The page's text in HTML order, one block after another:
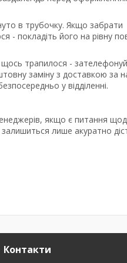
в трубочку. Якщо забрати
- покладіть його на рівну
щось трапилося -
заміну з доставкою за
у відділенні.
якщо є питання
лише акуратно
Контакти